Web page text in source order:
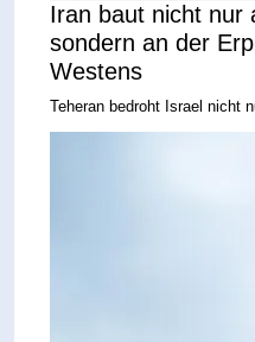
Iran baut nicht nur
sondern an der
Westens
Teheran bedroht Israel nicht